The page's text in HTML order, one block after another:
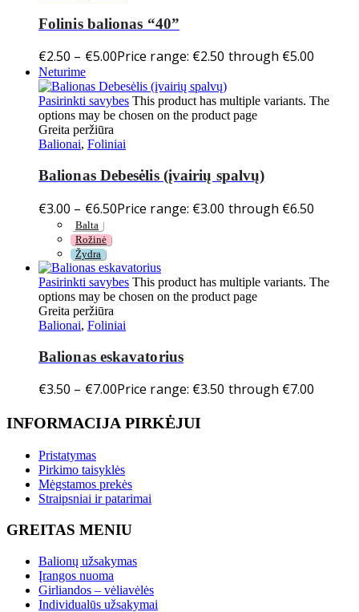
Folinis balionas “40”
€2.50 – €5.00Price range: €2.50 through €5.00
Neturime
Pasirinkti savybes This product has multiple variants. The
options may be chosen on the product page
Greita peržiūra
Balionai, Foliniai
Balionas Debesėlis (įvairių spalvų)
€3.00 – €6.50Price range: €3.00 through €6.50
Balta
Rožinė
Žydra
Pasirinkti savybes This product has multiple variants. The
options may be chosen on the product page
Greita peržiūra
Balionai, Foliniai
Balionas eskavatorius
€3.50 – €7.00Price range: €3.50 through €7.00
INFORMACIJA PIRKĖJUI
Pristatymas
Pirkimo taisyklės
Mėgstamos prekės
Straipsniai ir patarimai
GREITAS MENIU
Balionų užsakymas
Įrangos nuoma
Girliandos – vėliavėlės
Individualūs užsakymai